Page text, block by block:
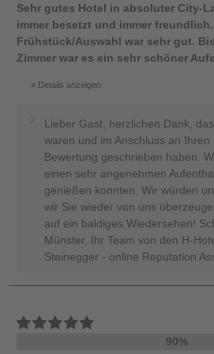
Sehr gutes Hotel in absoluter City-
immer besetzt und immer freundlich.
Frühstück/Auswahl war sehr gut.
Zimmer war es ein sehr schöner
Details anzeigen
Lieber Gast, herzlichen Dank,
waren und im Anschluss an Ihren
Bewertung geschrieben haben.
einen sehr angenehmen
genießen konnten. Wir würden
wir Sie wieder von uns
auf ein baldiges Wiedersehen!
Münster, Ihr Team von den H-
Steinegger - online Reputation
90%